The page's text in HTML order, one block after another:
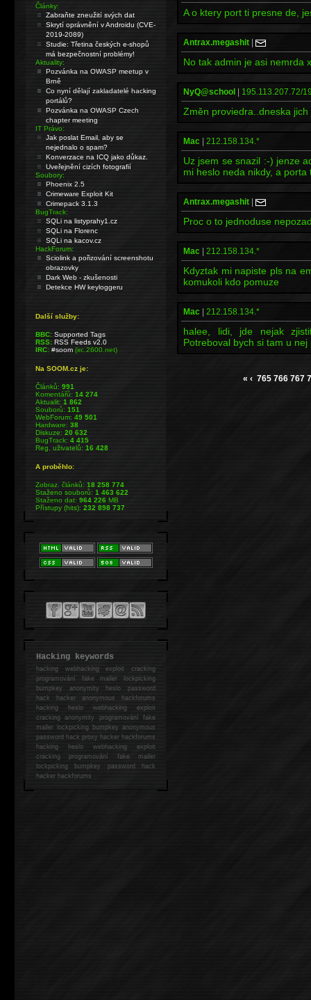
A o ktery port ti presne de,
Antrax.megashit
No tak admin je asi nemrda
NyQ@school 195.113.207.72/
Změn proviedra..dneska
Mac 212.158.134.*
Uz jsem se snazil :-) jenze
mi heslo neda nikdy, a porta
Antrax.megashit
Proc o to jednoduse
Mac 212.158.134.*
Kdyztak mi napiste pls na
komukoli kdo pomuze
Mac 212.158.134.*
halee, lidi, jde nejak
Potreboval bych si tam u
« ‹ 765 766 767
Články:
Zabraňte zneužití svých dat
Skrytí oprávnění v Androidu (CVE-
2019-2089)
Studie: Třetina českých e-shopů
má bezpečnostní problémy!
Aktuality:
Pozvánka na OWASP meetup v
Brně
Co nyní dělají zakladatelé hacking
portálů?
Pozvánka na OWASP Czech
chapter meeting
IT Právo:
Jak poslat Email, aby se
nejednalo o spam?
Konverzace na ICQ jako důkaz.
Uveřejnění cizích fotografií
Soubory:
Phoenix 2.5
Crimeware Exploit Kit
Crimepack 3.1.3
BugTrack:
SQLi na listyprahy1.cz
SQLi na Florenc
SQLi na kacov.cz
HackForum:
Sciolink a pořizování screenshotu
obrazovky
Dark Web - zkušenosti
Detekce HW keyloggeru
Další služby:
BBC: Supported Tags
RSS: RSS Feeds v2.0
IRC: #soom(irc.2600.net)
Na SOOM.cz je:
Článků:991
Komentářů:14 274
Aktualit:1 862
Souborů:151
WebForum:49 501
Hardware:38
Diskuze:20 632
BugTrack:4 415
Reg. uživatelů:16 428
A proběhlo:
Zobraz. článků:18 258 774
Staženo souborů:1 463 622
Staženo dat:964 226MB
Přístupy (hits):232 898 737
Hacking keywords
hackingwebhacking exploit cracking
programování fake mailer lockpicking
bumpkey anonymity heslo password
hackhacker anonymous hackforums
hackingheslo webhacking exploit
cracking anonymity programování fake
mailer lockpicking bumpkey anonymous
password hack proxy hacker hackforums
hacking heslo webhacking exploit
cracking programování fake mailer
lockpicking bumpkey password hack
hackerhackforums